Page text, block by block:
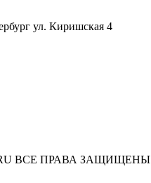
195299 г.Санкт-Петербург ул. Киришская 4
ВСЕ ПРАВА ЗАЩИЩЕНЫ